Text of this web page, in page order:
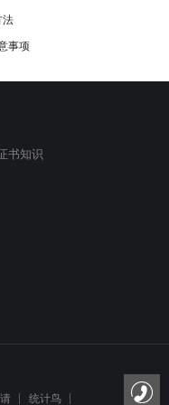
法
事项
书知识
统计鸟